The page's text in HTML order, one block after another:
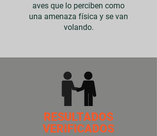
aves que lo perciben como
una amenaza física y se van
volando.
RESULTADOS
VERIFICADOS